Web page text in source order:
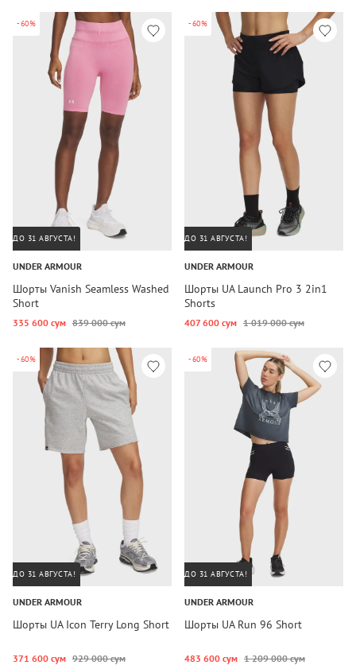
-60%
ДО 31 АВГУСТА!
UNDER ARMOUR
Шорты Vanish Seamless Washed
Short
335 600 сум 839 000 сум
-60%
ДО 31 АВГУСТА!
UNDER ARMOUR
Шорты UA Launch Pro 3 2in1
Shorts
407 600 сум 1 019 000 сум
-60%
ДО 31 АВГУСТА!
UNDER ARMOUR
Шорты UA Icon Terry Long Short
371 600 сум 929 000 сум
-60%
ДО 31 АВГУСТА!
UNDER ARMOUR
Шорты UA Run 96 Short
483 600 сум 1 209 000 сум